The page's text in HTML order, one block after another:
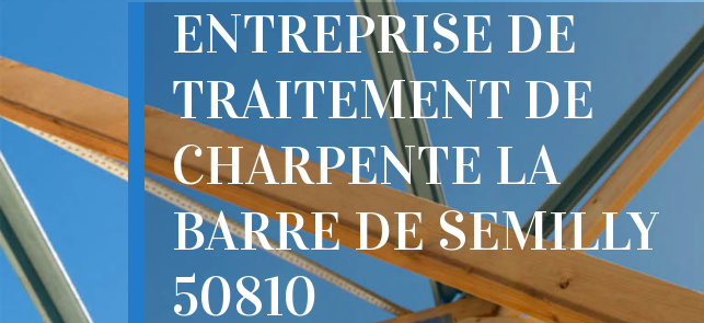
ENTREPRISE DE
TRAITEMENT DE
CHARPENTE LA
BARRE DE SEMILLY
50810